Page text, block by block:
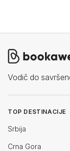
Vodič do
TOP DESTINACIJE
Srbija
Crna Gora